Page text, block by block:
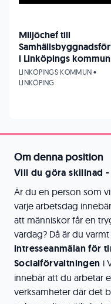
Om denna position
Vill du göra skillnad
Är du en person som
varje arbetsdag
att människor får en
vardag? Då är du
intresseanmälan för
Socialförvaltningen i
innebär att du arbetar
verksamheter där det
Miljöchef till
i Linköpings kommun
LINKÖPINGS KOMMUN •
LINKÖPING